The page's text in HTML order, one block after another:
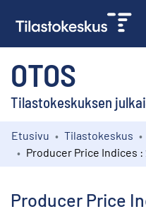
OTOS
Tilastokeskuksen
Kokoelmat
Etusivu Tilastokeskus
Producer Price